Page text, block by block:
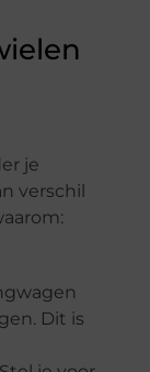
je
verschil
Dit is